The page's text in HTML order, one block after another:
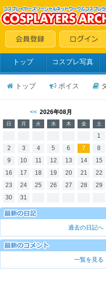
トップ コスプレ写真
トップ ボイス
<< 2026年08月
日 月 火 水 木 金 土
1
2
3 4 5 6 7
8
9
10 11 12 13 14
15
16
17 18 19 20 21
22
23
24 25 26 27 28
29
30
31
過去の日記へ
一覧を見る